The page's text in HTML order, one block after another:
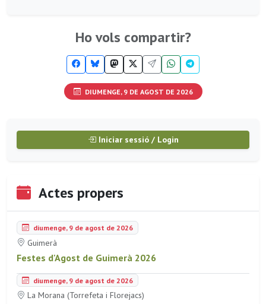
Ho vols compartir?
DIUMENGE, 9 DE AGOST DE 2026
Iniciar sessió / Login
Actes propers
diumenge, 9 de agost de 2026
Guimerà
Festes d'Agost de Guimerà 2026
diumenge, 9 de agost de 2026
La Morana (Torrefeta i Florejacs)